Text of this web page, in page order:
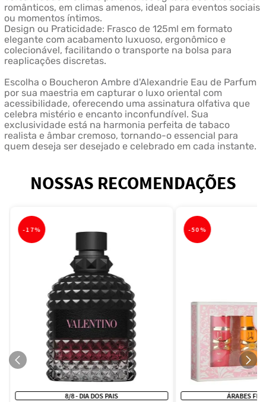
românticos, em climas amenos, ideal para eventos sociais
ou momentos íntimos.
Design ou Praticidade: Frasco de 125ml em formato
elegante com acabamento luxuoso, ergonômico e
colecionável, facilitando o transporte na bolsa para
reaplicações discretas.
Escolha o Boucheron Ambre d'Alexandrie Eau de Parfum
por sua maestria em capturar o luxo oriental com
acessibilidade, oferecendo uma assinatura olfativa que
celebra mistério e encanto inconfundível. Sua
exclusividade está na harmonia perfeita de tabaco
realista e âmbar cremoso, tornando-o essencial para
quem deseja ser desejado e celebrado em cada instante.
NOSSAS RECOMENDAÇÕES
-17%
8/8 - DIA DOS PAIS
-50%
ÁRABES